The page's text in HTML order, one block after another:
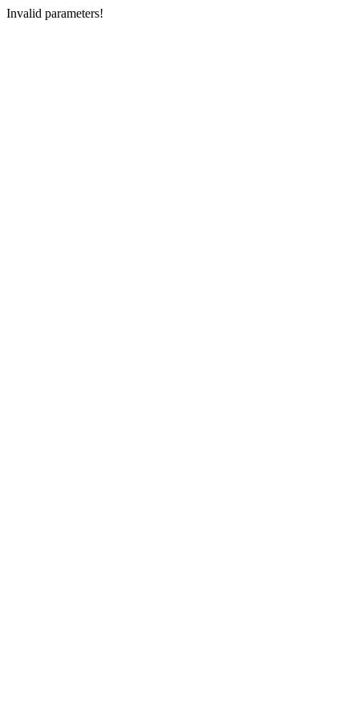
Invalid parameters!